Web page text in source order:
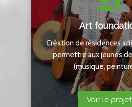
Art
Création de résidences
permettre aux jeunes de
(musique,
Voir le projet